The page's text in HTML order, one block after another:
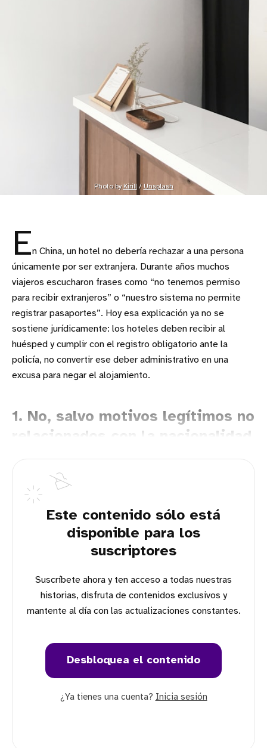
Photo by Kirill / Unsplash
En China, un hotel no debería rechazar a una persona
únicamente por ser extranjera. Durante años muchos
viajeros escucharon frases como “no tenemos permiso
para recibir extranjeros” o “nuestro sistema no permite
registrar pasaportes”. Hoy esa explicación ya no se
sostiene jurídicamente: los hoteles deben recibir al
huésped y cumplir con el registro obligatorio ante la
policía, no convertir ese deber administrativo en una
excusa para negar el alojamiento.
1. No, salvo motivos legítimos no
relacionados con la nacionalidad
Este contenido sólo está
disponible para los
suscriptores
Suscríbete ahora y ten acceso a todas nuestras
historias, disfruta de contenidos exclusivos y
mantente al día con las actualizaciones constantes.
Desbloquea el contenido
¿Ya tienes una cuenta? Inicia sesión